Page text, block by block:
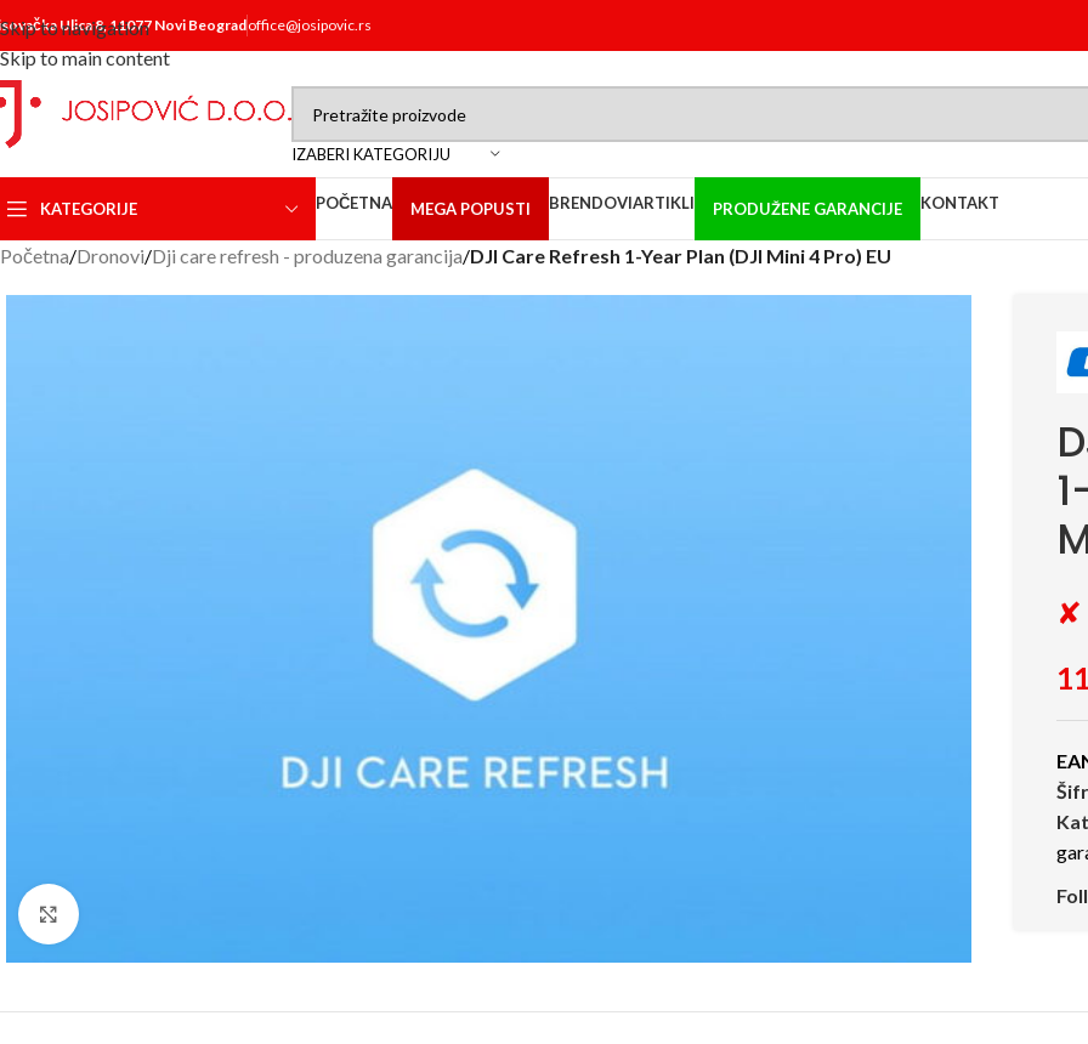
Skip to navigation
Skip to main content
Ulica 8, 11077 Novi Beogradoffice@josipovic.rs
IZABERI KATEGORIJU
KATEGORIJE POČETNA MEGA POPUSTI BRENDOVIARTIKLI PRODUŽENE GARANCIJE KONTAKT
Početna/Dronovi/Dji care refresh - produzena garancija/DJI Care Refresh 1-Year Plan (DJI Mini 4 Pro) EU
✘